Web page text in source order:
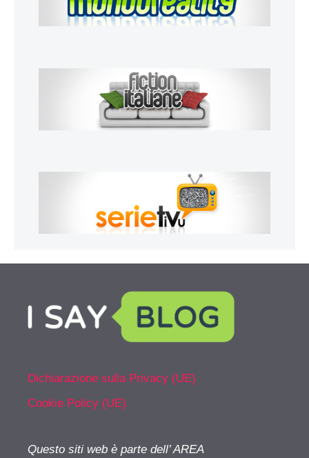
Dichiarazione sulla Privacy (UE)
Cookie Policy (UE)
Questo siti web è parte dell’ AREA